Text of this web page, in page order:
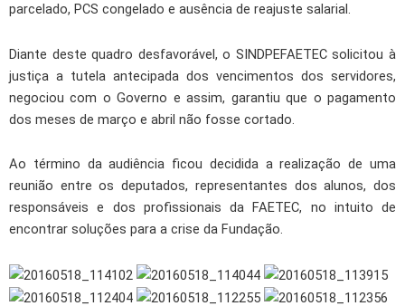
parcelado, PCS congelado e ausência de reajuste salarial.
Diante deste quadro desfavorável, o SINDPEFAETEC solicitou à
justiça a tutela antecipada dos vencimentos dos servidores,
negociou com o Governo e assim, garantiu que o pagamento
dos meses de março e abril não fosse cortado.
Ao término da audiência ficou decidida a realização de uma
reunião entre os deputados, representantes dos alunos, dos
responsáveis e dos profissionais da FAETEC, no intuito de
encontrar soluções para a crise da Fundação.